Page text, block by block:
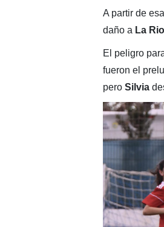
A partir de
daño a La
El peligro
fueron el
pero Silvia